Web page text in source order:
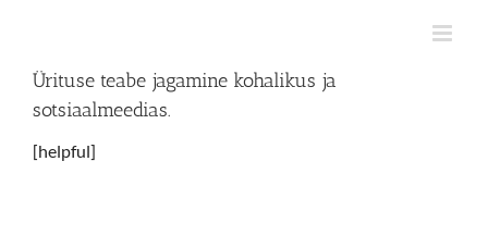
Ürituse teabe jagamine kohalikus ja
sotsiaalmeedias.
[helpful]